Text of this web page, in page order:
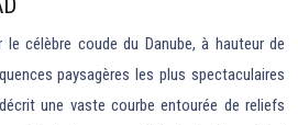
le célèbre coude du Danube, à hauteur de
paysagères les plus spectaculaires
une vaste courbe entourée de reliefs